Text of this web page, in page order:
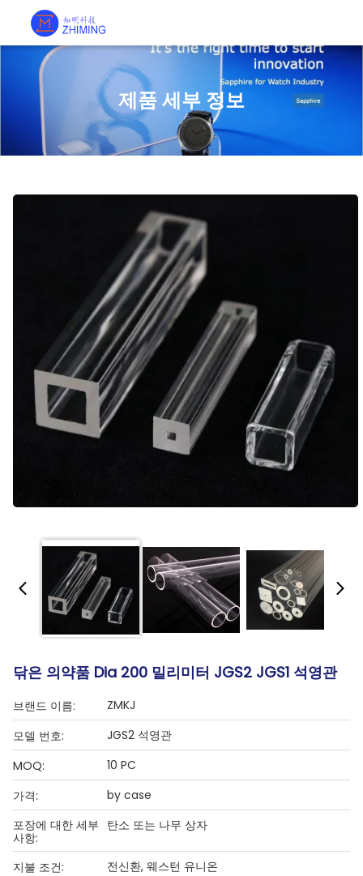
제품 세부 정보
닦은 의약품 Dia 200 밀리미터 JGS2 JGS1 석영관
브랜드 이름:
ZMKJ
모델 번호:
JGS2 석영관
MOQ:
10 PC
가격:
by case
포장에 대한 세부
사항:
탄소 또는 나무 상자
지불 조건:
전신환, 웨스턴 유니온